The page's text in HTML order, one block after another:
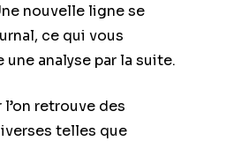
nouvelle ligne se
ce qui vous
analyse par la suite.
retrouve des
telles que